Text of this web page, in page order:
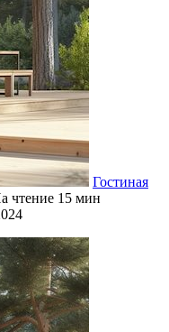
Гостиная
чтение 15 мин